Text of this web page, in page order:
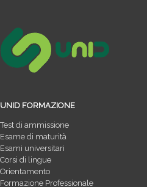
UNID FORMAZIONE
Test di ammissione
Esame di maturità
Esami universitari
Corsi di lingue
Orientamento
Formazione Professionale